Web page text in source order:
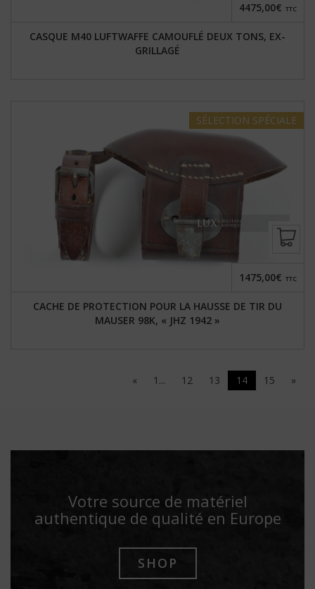
CASQUE M40 LUFTWAFFE CAMOUFLÉ DEUX TONS, EX-
GRILLAGÉ
4475,00€ TTC
SÉLECTION SPÉCIALE
CACHE DE PROTECTION POUR LA HAUSSE DE TIR DU
MAUSER 98K, « JHZ 1942 »
1475,00€ TTC
« 1... 12 13 14 15 »
Votre source de matériel
authentique de qualité en Europe
SHOP